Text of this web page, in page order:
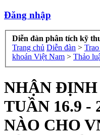
Đăng nhập
Diễn đàn phân tích kỹ
Trang chủ Diễn đàn >
khoán Việt Nam > Thảo
NHẬN
TUẦN 16.9 -
NÀO CHO